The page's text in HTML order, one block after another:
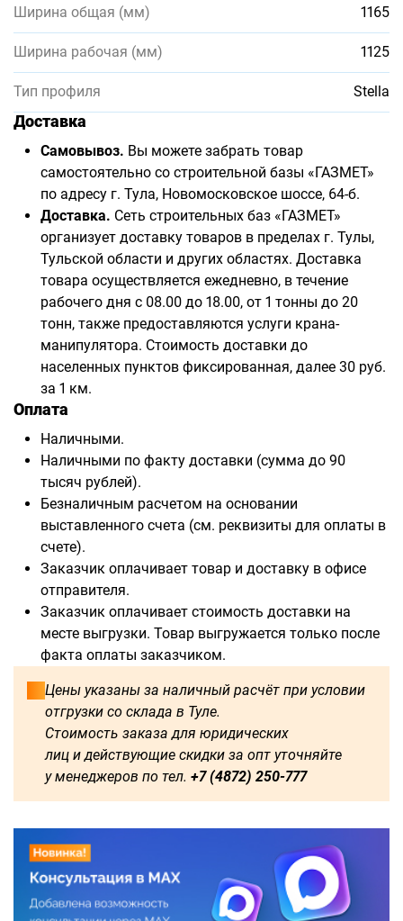
Ширина общая (мм) 1165
Ширина рабочая (мм) 1125
Тип профиля Stella
Доставка
Самовывоз. Вы можете забрать товар
самостоятельно со строительной базы «ГАЗМЕТ»
по адресу г. Тула, Новомосковское шоссе, 64-б.
Доставка. Сеть строительных баз «ГАЗМЕТ»
организует доставку товаров в пределах г. Тулы,
Тульской области и других областях. Доставка
товара осуществляется ежедневно, в течение
рабочего дня с 08.00 до 18.00, от 1 тонны до 20
тонн, также предоставляются услуги крана-
манипулятора. Стоимость доставки до
населенных пунктов фиксированная, далее 30 руб.
за 1 км.
Оплата
Наличными.
Наличными по факту доставки (сумма до 90
тысяч рублей).
Безналичным расчетом на основании
выставленного счета (см. реквизиты для оплаты в
счете).
Заказчик оплачивает товар и доставку в офисе
отправителя.
Заказчик оплачивает стоимость доставки на
месте выгрузки. Товар выгружается только после
факта оплаты заказчиком.
Цены указаны за наличный расчёт при условии
отгрузки со склада в Туле.
Стоимость заказа для юридических
лиц и действующие скидки за опт уточняйте
у менеджеров по тел. +7 (4872) 250-777
1750 2000 2250 2750
3500 3750
4000 4500 4750 5000
5250 5500 5750 6000